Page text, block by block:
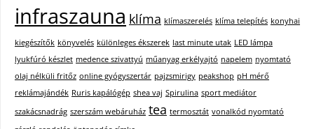
infraszauna klíma klímaszerelés klíma telepítés konyhai
kiegészítők könyvelés különleges ékszerek last minute utak LED lámpa
lyukfúró készlet medence szivattyú műanyag erkélyajtó napelem nyomtató
olaj nélküli fritőz online gyógyszertár pajzsmirigy peakshop pH mérő
reklámajándék Ruris kapálógép shea vaj Spirulina sport mediátor
szakácsnadrág szerszám webáruház tea termosztát vonalkód nyomtató